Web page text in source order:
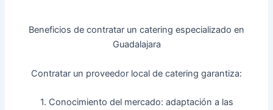
Beneficios de contratar un catering especializado en
Guadalajara
Contratar un proveedor local de catering garantiza:
1. Conocimiento del mercado: adaptación a las